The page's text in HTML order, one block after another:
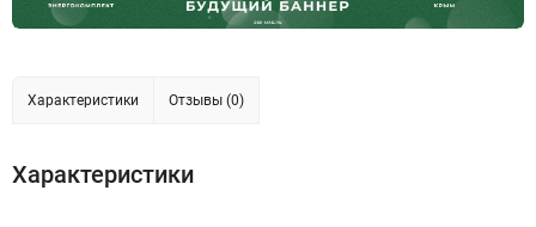
Характеристики Отзывы (0)
Характеристики